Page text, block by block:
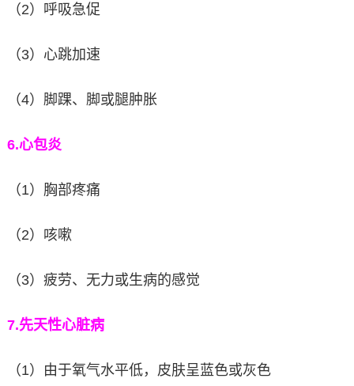
（2）呼吸急促
（3）心跳加速
（4）脚踝、脚或腿肿胀
6.心包炎
（1）胸部疼痛
（2）咳嗽
（3）疲劳、无力或生病的感觉
7.先天性心脏病
（1）由于氧气水平低，皮肤呈蓝色或灰色